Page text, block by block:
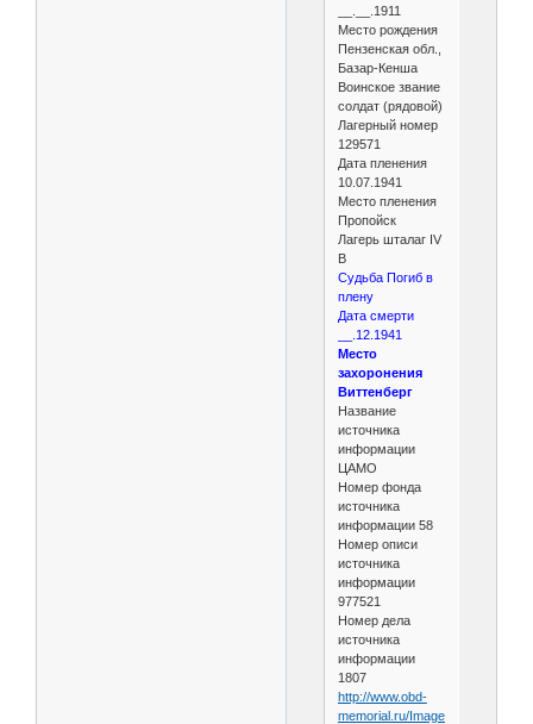
__.__.1911
Место рождения
Пензенская обл.,
Базар-Кенша
Воинское звание
солдат (рядовой)
Лагерный номер
129571
Дата пленения
10.07.1941
Место пленения
Пропойск
Лагерь шталаг IV
B
Судьба Погиб в
плену
Дата смерти
__.12.1941
Место
захоронения
Виттенберг
Название
источника
информации
ЦАМО
Номер фонда
источника
информации 58
Номер описи
источника
информации
977521
Номер дела
источника
информации
1807
http://www.obd-
memorial.ru/Image2....7d6167f